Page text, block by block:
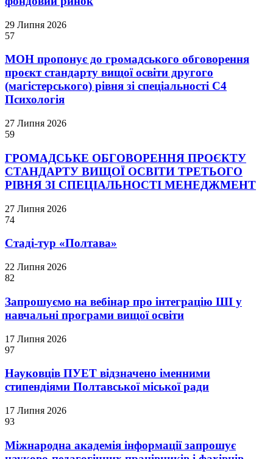
29 Липня 2026
57
МОН пропонує до громадського обговорення
проєкт стандарту вищої освіти другого
(магістерського) рівня зі спеціальності С4
Психологія
27 Липня 2026
59
ГРОМАДСЬКЕ ОБГОВОРЕННЯ ПРОЄКТУ
СТАНДАРТУ ВИЩОЇ ОСВІТИ ТРЕТЬОГО
РІВНЯ ЗІ СПЕЦІАЛЬНОСТІ МЕНЕДЖМЕНТ
27 Липня 2026
74
Стаді-тур «Полтава»
22 Липня 2026
82
Запрошуємо на вебінар про інтеграцію ШІ у
навчальні програми вищої освіти
17 Липня 2026
97
Науковців ПУЕТ відзначено іменними
стипендіями Полтавської міської ради
17 Липня 2026
93
Міжнародна академія інформації запрошує